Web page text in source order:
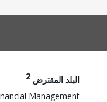
البلد المقترض 2
Management